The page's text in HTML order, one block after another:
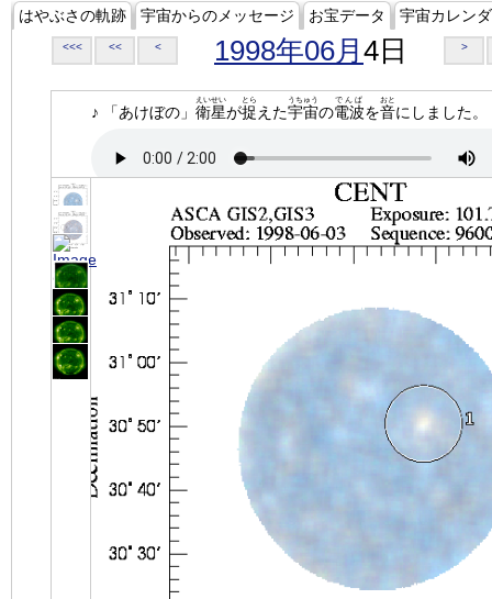
はやぶさの軌跡 宇宙からのメッセージ お宝データ 宇宙カレン
<<< << < 1998年06月 4日 >
♪ 「あけぼの」 衛星
えいせい
が捉
とら
えた宇宙
うちゅう
の電波
でんぱ
を音
おと
にしました。